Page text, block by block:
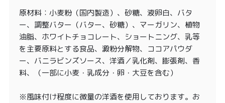
原材料：小麦粉（国内製造）、砂糖、液卵白、バタ
ー、調整バター（バター、砂糖）、マーガリン、植物
油脂、ホワイトチョコレート、ショートニング、乳等
を主要原料とする食品、澱粉分解物、ココアパウダ
ー、バニラビンズソース、洋酒／乳化剤、膨張剤、香
料、（一部に小麦・乳成分・卵・大豆を含む）
※風味付け程度に微量の洋酒を使用しております。お